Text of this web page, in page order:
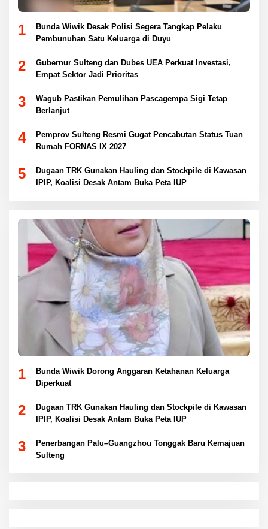
1
Bunda Wiwik Desak Polisi Segera Tangkap Pelaku
Pembunuhan Satu Keluarga di Duyu
2
Gubernur Sulteng dan Dubes UEA Perkuat Investasi,
Empat Sektor Jadi Prioritas
3
Wagub Pastikan Pemulihan Pascagempa Sigi Tetap
Berlanjut
4
Pemprov Sulteng Resmi Gugat Pencabutan Status Tuan
Rumah FORNAS IX 2027
5
Dugaan TRK Gunakan Hauling dan Stockpile di Kawasan
IPIP, Koalisi Desak Antam Buka Peta IUP
1
Bunda Wiwik Dorong Anggaran Ketahanan Keluarga
Diperkuat
2
Dugaan TRK Gunakan Hauling dan Stockpile di Kawasan
IPIP, Koalisi Desak Antam Buka Peta IUP
3
Penerbangan Palu–Guangzhou Tonggak Baru Kemajuan
Sulteng